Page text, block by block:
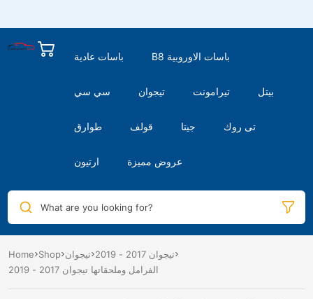
باسات عادية B8 باسات الاوروبية
سي سي تيجوان تيرامونت بيتل
طوارق قولف جيتا تى روك
ارتيون عروض مميزة
What are you looking for?
Home Shop تيجوان
تيجوان 2017 - 2019
الفرامل وملحقاتها تيجوان 2017 - 2019